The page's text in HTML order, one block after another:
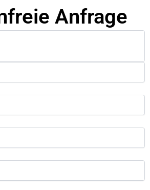
Anfrage